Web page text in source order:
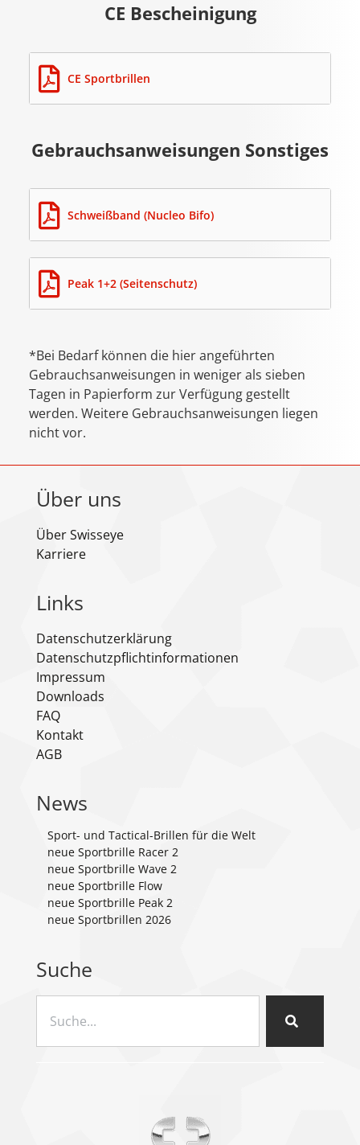
CE Bescheinigung
CE Sportbrillen
Gebrauchsanweisungen Sonstiges
Schweißband (Nucleo Bifo)
Peak 1+2 (Seitenschutz)
*Bei Bedarf können die hier angeführten
Gebrauchsanweisungen in weniger als sieben
Tagen in Papierform zur Verfügung gestellt
werden. Weitere Gebrauchsanweisungen liegen
nicht vor.
Über uns
Über Swisseye
Karriere
Links
Datenschutzerklärung
Datenschutzpflichtinformationen
Impressum
Downloads
FAQ
Kontakt
AGB
News
Sport- und Tactical-Brillen für die Welt
neue Sportbrille Racer 2
neue Sportbrille Wave 2
neue Sportbrille Flow
neue Sportbrille Peak 2
neue Sportbrillen 2026
Suche